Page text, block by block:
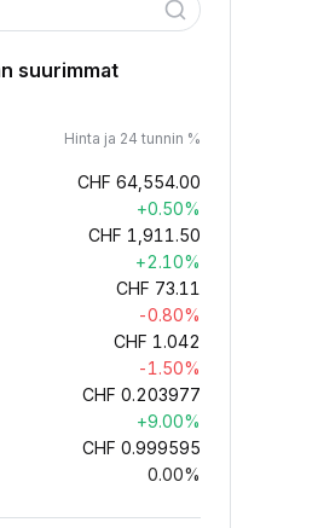
suurimmat
Hinta ja 24 tunnin %
CHF 64,554.00
+0.50%
CHF 1,911.50
+2.10%
CHF 73.11
-0.80%
CHF 1.042
-1.50%
CHF 0.203977
+9.00%
CHF 0.999595
0.00%